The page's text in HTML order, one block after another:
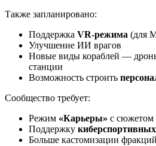
Также запланировано:
Поддержка VR-режима (для
Улучшение ИИ врагов
Новые виды кораблей —
станции
Возможность строить
Сообщество требует:
Режим «Карьеры» с сюжетом
Поддержку
Больше кастомизации фракций